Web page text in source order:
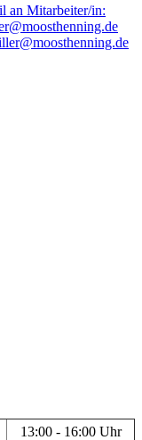
13:00 - 16:00 Uhr